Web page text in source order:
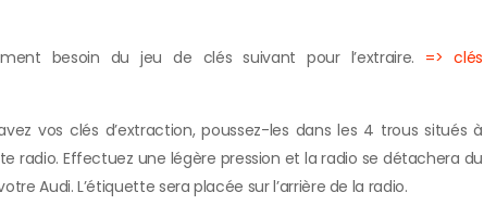
besoin du jeu de clés suivant pour l’extraire. => clés
vos clés d’extraction, poussez-les dans les 4 trous situés à
radio. Effectuez une légère pression et la radio se détachera du
Audi. L’étiquette sera placée sur l’arrière de la radio.